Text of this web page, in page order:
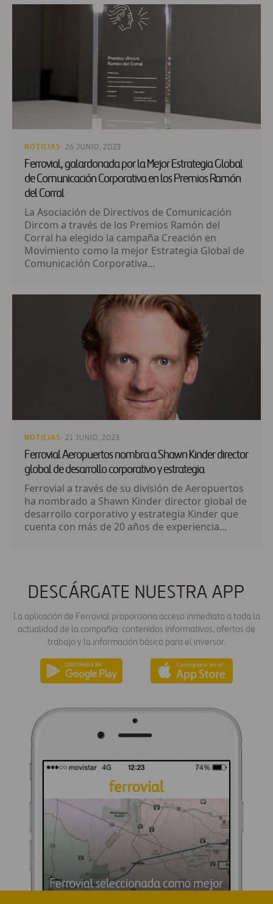
NOTICIAS · 26 JUNIO, 2023
Ferrovial, galardonada por la Mejor Estrategia Global
de Comunicación Corporativa en los Premios Ramón
del Corral
La Asociación de Directivos de Comunicación
Dircom a través de los Premios Ramón del
Corral ha elegido la campaña Creación en
Movimiento como la mejor Estrategia Global de
Comunicación Corporativa...
NOTICIAS · 21 JUNIO, 2023
Ferrovial Aeropuertos nombra a Shawn Kinder director
global de desarrollo corporativo y estrategia
Ferrovial a través de su división de Aeropuertos
ha nombrado a Shawn Kinder director global de
desarrollo corporativo y estrategia Kinder que
cuenta con más de 20 años de experiencia...
DESCÁRGATE NUESTRA APP
La aplicación de Ferrovial proporciona acceso inmediato a toda la
actualidad de la compañía: contenidos informativos, ofertas de
trabajo y la información básica para el inversor.